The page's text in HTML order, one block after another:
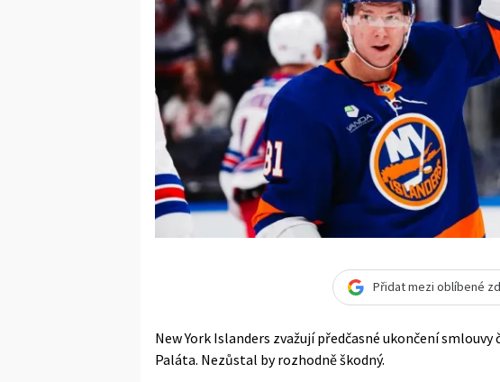
Přidat mezi oblíbené
New York Islanders zvažují předčasné ukončení
Paláta. Nezůstal by rozhodně škodný.